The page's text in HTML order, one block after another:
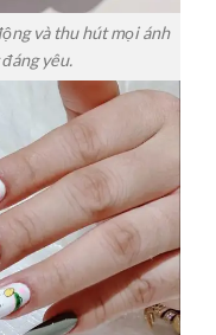
và thu hút mọi ánh
yêu.